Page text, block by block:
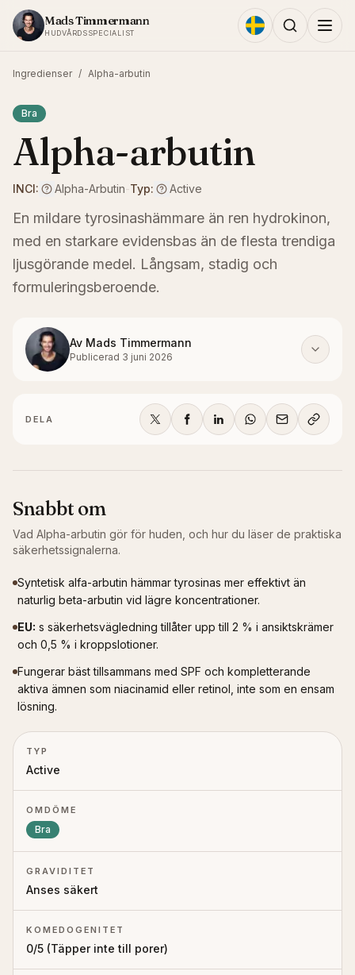
Hoppa till innehållet
Mads Timmermann
HUDVÅRDSSPECIALIST
Ingredienser / Alpha-arbutin
Bra
Alpha-arbutin
INCI: Alpha-Arbutin-Typ: Active
En mildare tyrosinashämmare än ren hydrokinon,
med en starkare evidensbas än de flesta trendiga
ljusgörande medel. Långsam, stadig och
formuleringsberoende.
Av Mads Timmermann
Publicerad 3 juni 2026
DELA
Snabbt om
Vad Alpha-arbutin gör för huden, och hur du läser de praktiska
säkerhetssignalerna.
Syntetisk alfa-arbutin hämmar tyrosinas mer effektivt än
naturlig beta-arbutin vid lägre koncentrationer.
EU: s säkerhetsvägledning tillåter upp till 2 % i ansiktskrämer
och 0,5 % i kroppslotioner.
Fungerar bäst tillsammans med SPF och kompletterande
aktiva ämnen som niacinamid eller retinol, inte som en ensam
lösning.
TYP
Active
OMDÖME
Bra
GRAVIDITET
Anses säkert
KOMEDOGENITET
0/5 (Täpper inte till porer)